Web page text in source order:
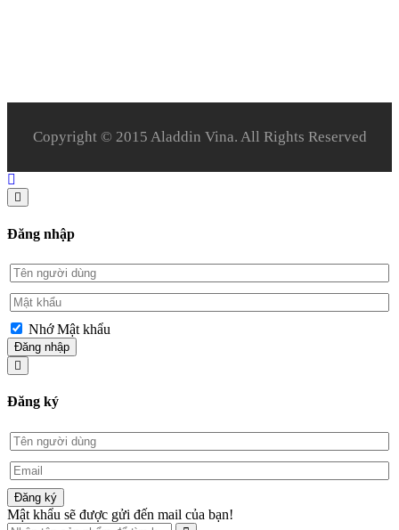
Copyright © 2015 Aladdin Vina. All Rights Reserved
Đăng nhập
Nhớ Mật khẩu
Đăng nhập
Đăng ký
Đăng ký
Mật khẩu sẽ được gửi đến mail của bạn!